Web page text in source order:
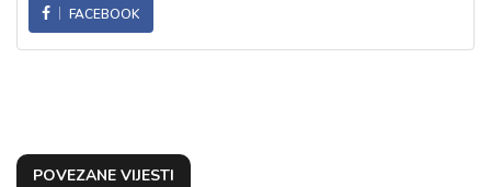
FACEBOOK
POVEZANE VIJESTI